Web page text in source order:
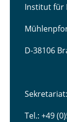
Institut für
D-38106
Tel.: +49